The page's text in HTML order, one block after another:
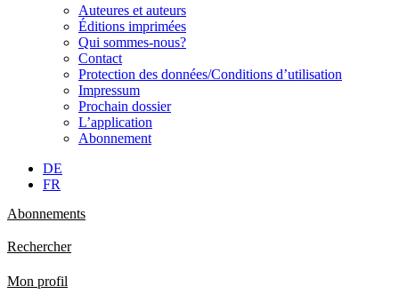
Auteures et auteurs
Éditions imprimées
Qui sommes-nous?
Contact
Protection des données/Conditions d’utilisation
Impressum
Prochain dossier
L’application
Abonnement
DE
FR
Abonnements
Rechercher
Mon profil